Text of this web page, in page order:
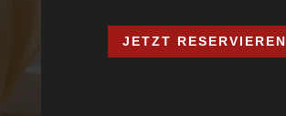
JETZT RESERVIEREN